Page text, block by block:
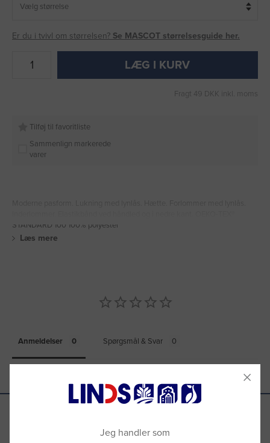
Er du i tvivl om størrelsen? Se MASCOT størrelsesguide her.
LÆG I KURV
Fragt 49 DKK inkl. moms
Tilføj til favoritliste
Sammenlign markerede
varer
STANDARD 100 100% polyester
Læs mere
Anmeldelser Spørgsmål & Svar
Se hvad vores kunder siger
Jeg handler som